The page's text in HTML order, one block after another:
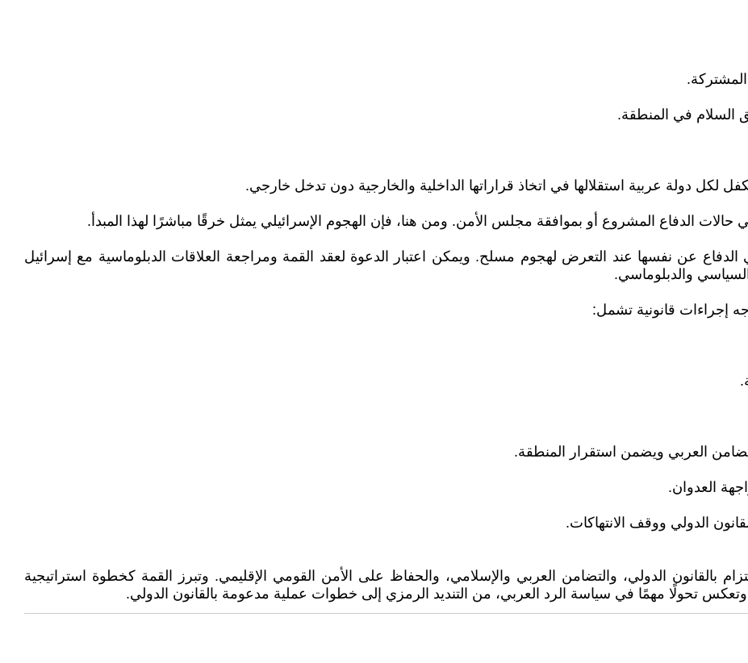
لكل دولة عربية استقلالها في اتخاذ قراراتها الداخلية والخارجية دون تدخل خارجي.
الدفاع المشروع أو بموافقة مجلس الأمن. ومن هنا، فإن الهجوم الإسرائيلي يمثل خرقًا مباشرًا لهذا المبدأ.
الدولة في الدفاع عن نفسها عند التعرض لهجوم مسلح. ويمكن اعتبار الدعوة لعقد القمة ومراجعة العلاقات الدبلوماسية مع إسرائيل
والدبلوماسي.
إجراءات قانونية تشمل:
العربي ويضمن استقرار المنطقة.
العدوان.
الدولي ووقف الانتهاكات.
بالقانون الدولي، والتضامن العربي والإسلامي، والحفاظ على الأمن القومي الإقليمي. وتبرز القمة كخطوة استراتيجية
وتعكس تحولًا مهمًا في سياسة الرد العربي، من التنديد الرمزي إلى خطوات عملية مدعومة بالقانون الدولي.